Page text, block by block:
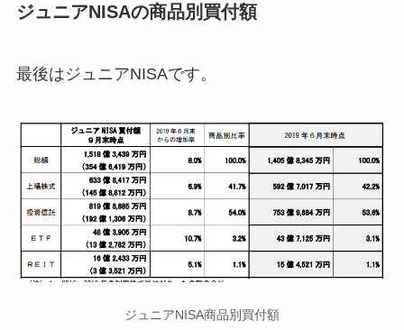
ジュニアNISAの商品別買付額
最後はジュニアNISAです。
ジュニアNISA商品別買付額